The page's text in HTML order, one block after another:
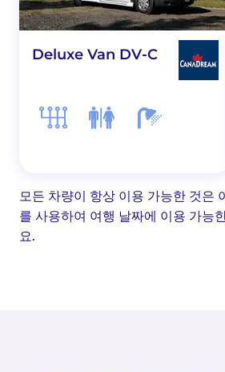
Deluxe Van DV-C
모든 차량이 항상 이용 가능한 것은
를 사용하여 여행 날짜에 이용 가능
요.